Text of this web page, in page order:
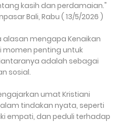
kasih dan perdamaian."
Bali, Rabu ( 13/5/2026 )
mengapa Kenaikan
momen penting untuk
adalah sebagai
sosial.
umat Kristiani
tindakan nyata, seperti
empati, dan peduli terhadap